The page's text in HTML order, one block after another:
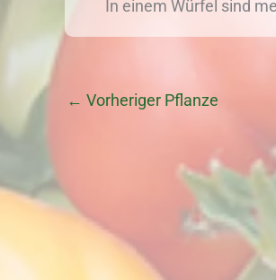
In einem Würfel sind
← Vorheriger Pflanze